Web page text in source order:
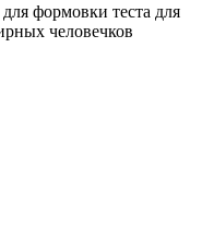
формовки теста для
человечков